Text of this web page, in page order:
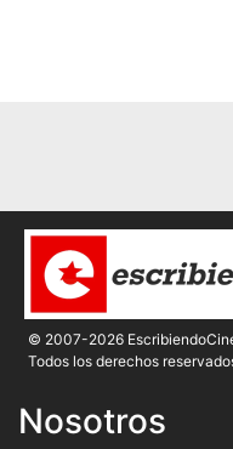
© 2007-2026
Todos los derechos
Nosotros